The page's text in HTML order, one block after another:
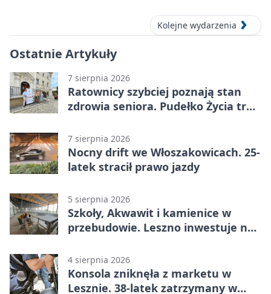
Kolejne wydarzenia
Ostatnie Artykuły
7 sierpnia 2026
Ratownicy szybciej poznają stan
zdrowia seniora. Pudełko Życia trafi
7 sierpnia 2026
Nocny drift we Włoszakowicach. 25-
latek stracił prawo jazdy
5 sierpnia 2026
Szkoły, Akwawit i kamienice w
przebudowie. Leszno inwestuje na
4 sierpnia 2026
Konsola zniknęła z marketu w
Lesznie. 38-latek zatrzymany w